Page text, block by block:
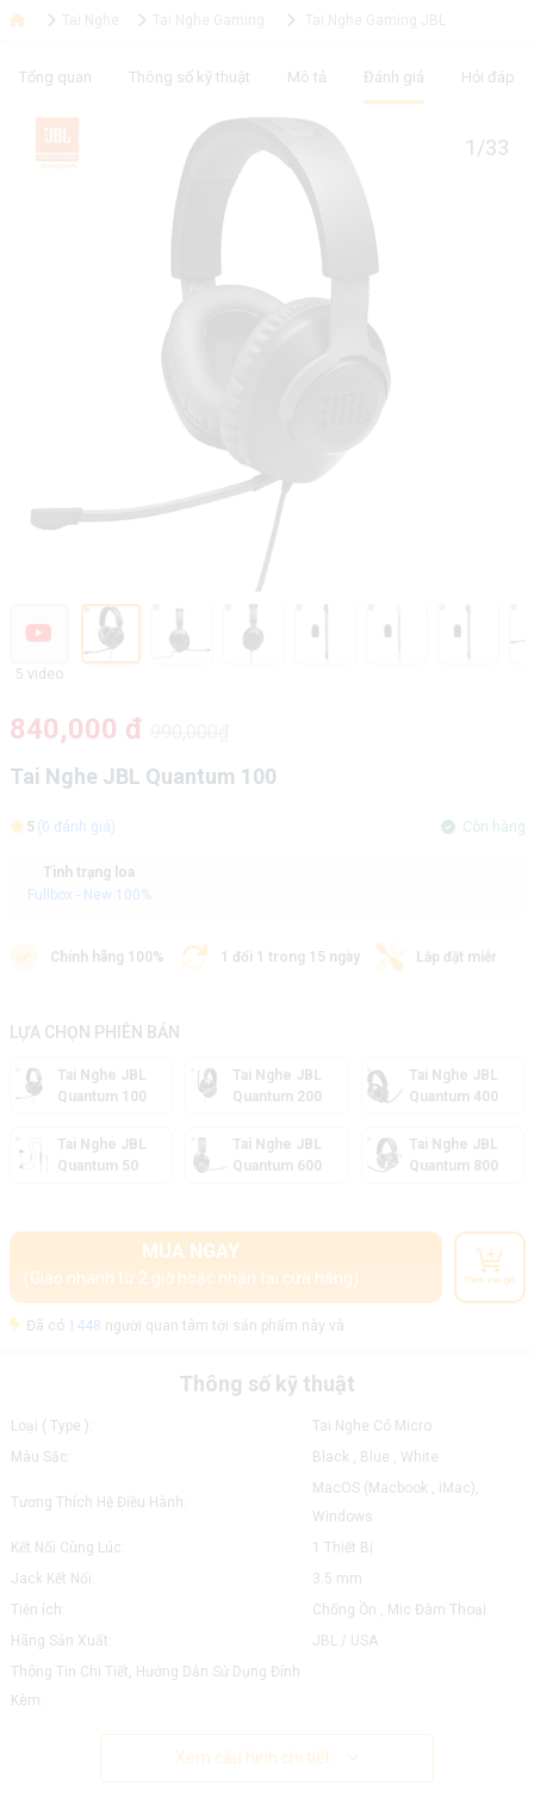
Tổng quan Thông số kỹ thuật Mô tả Đánh giá Hỏi đáp
1/33
5 video
840,000 đ
Tai Nghe JBL Quantum 100
5 (0 đánh giá) Còn hàng
Tình trạng loa
Fullbox - New 100%
Chính hãng 100% 1 đổi 1 trong 15 ngày Lắp đặt miễn phí
LỰA CHỌN PHIÊN BẢN
Tai Nghe JBL
Quantum 100
Tai Nghe JBL
Quantum 200
Tai Nghe JBL
Quantum 400
Tai Nghe JBL
Quantum 50
Tai Nghe JBL
Quantum 600
Tai Nghe JBL
Quantum 800
MUA NGAY
(Giao nhanh từ 2 giờ hoặc nhận tại cửa hàng) Thêm vào giỏ
Đã có 1448 người quan tâm tới sản phẩm này và
Thông số kỹ thuật
Loại ( Type ):
Tai Nghe Có Micro
Màu Sắc:
Black , Blue , White
Tương Thích Hệ Điều Hành:
MacOS (Macbook , iMac),
Windows
Kết Nối Cùng Lúc:
1 Thiết Bị
Jack Kết Nối:
3.5 mm
Tiện ích:
Chống Ồn , Mic Đàm Thoại
Hãng Sản Xuất:
JBL / USA
Thông Tin Chi Tiết, Hướng Dẫn Sử Dụng Đính
Kèm:
Xem cấu hình chi tiết